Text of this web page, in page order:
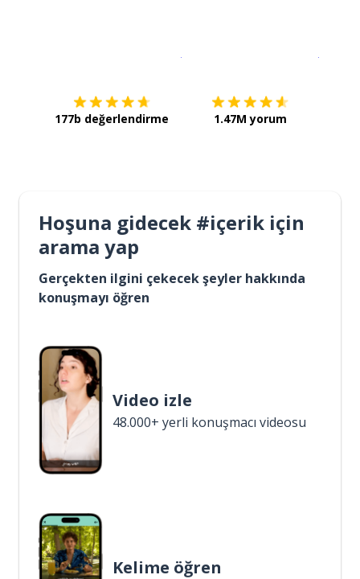
177b değerlendirme 1.47M yorum
Hoşuna gidecek #içerik için
arama yap
Gerçekten ilgini çekecek şeyler hakkında
konuşmayı öğren
Video izle
48.000+ yerli konuşmacı videosu
Kelime öğren